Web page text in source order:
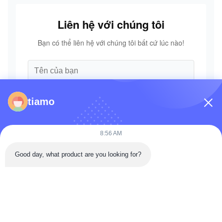
Liên hệ với chúng tôi
Bạn có thể liên hệ với chúng tôi bất cứ lúc nào!
tiamo
8:56 AM
Good day, what product are you looking for?